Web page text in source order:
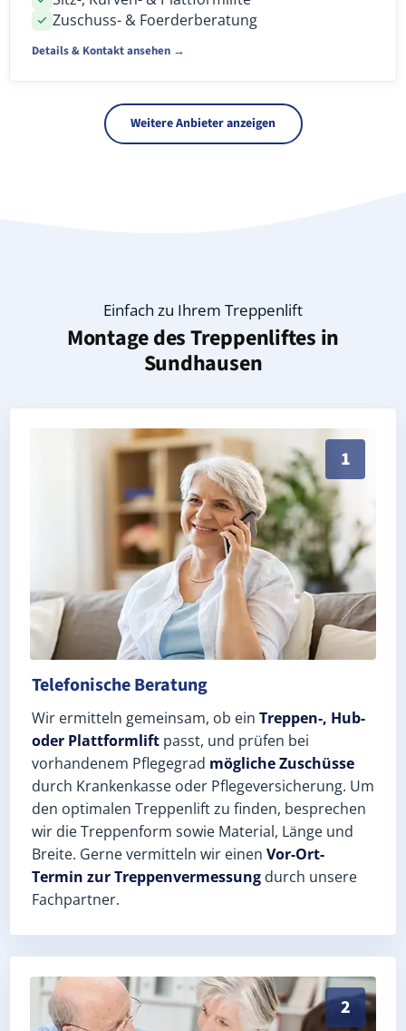
Zuschuss- & Foerderberatung
Details & Kontakt ansehen →
Weitere Anbieter anzeigen
Einfach zu Ihrem Treppenlift
Montage des Treppenliftes in
Sundhausen
1
Persönliche Treppenlift-Beratung in Sundhausen
Telefonische Beratung
Wir ermitteln gemeinsam, ob ein Treppen-, Hub-
oder Plattformlift passt, und prüfen bei
vorhandenem Pflegegrad mögliche Zuschüsse
durch Krankenkasse oder Pflegeversicherung. Um
den optimalen Treppenlift zu finden, besprechen
wir die Treppenform sowie Material, Länge und
Breite. Gerne vermitteln wir einen Vor-Ort-
Termin zur Treppenvermessung durch unsere
Fachpartner.
2
Exaktes Aufmaß in Sundhausen (Unstrut-Hainich-